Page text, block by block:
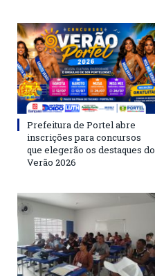
Prefeitura de Portel abre
inscrições para concursos
que elegerão os destaques do
Verão 2026